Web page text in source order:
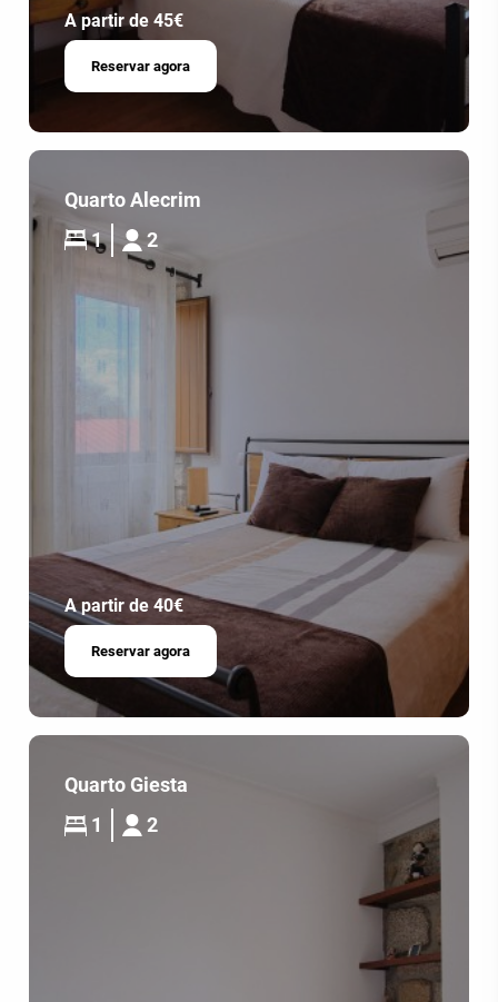
A partir de 45€
Reservar agora
Quarto Alecrim
1
2
A partir de 40€
Reservar agora
Quarto Giesta
1
2